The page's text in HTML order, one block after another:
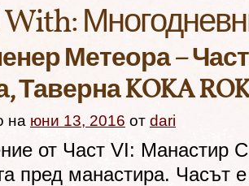
With:
Метеора –
Таверна KOKA
на юни 13, 2016 от dari
от Част VI: Манастир
пред манастира. Часът